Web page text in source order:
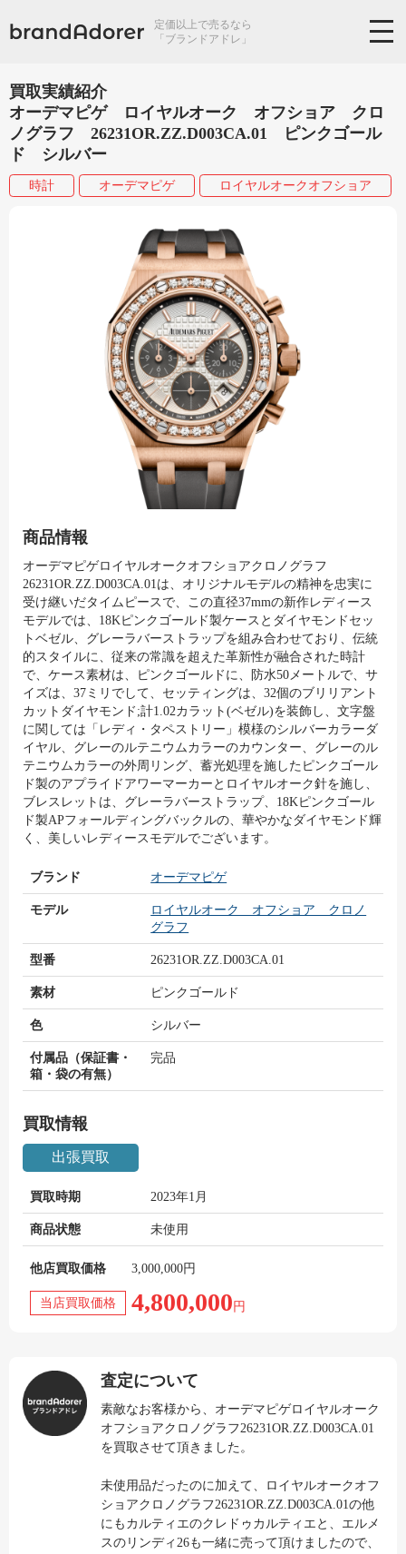
定価以上で売るなら
「ブランドアドレ」
買取実績紹介
オーデマピゲ ロイヤルオーク オフショア クロ
ノグラフ 26231OR.ZZ.D003CA.01 ピンクゴール
ド シルバー
時計 オーデマピゲ ロイヤルオークオフショア
商品情報
オーデマピゲロイヤルオークオフショアクロノグラフ
26231OR.ZZ.D003CA.01は、オリジナルモデルの精神を忠実に
受け継いだタイムピースで、この直径37mmの新作レディース
モデルでは、18Kピンクゴールド製ケースとダイヤモンドセッ
トベゼル、グレーラバーストラップを組み合わせており、伝統
的スタイルに、従来の常識を超えた革新性が融合された時計
で、ケース素材は、ピンクゴールドに、防水50メートルで、サ
イズは、37ミリでして、セッティングは、32個のブリリアント
カットダイヤモンド;計1.02カラット(ベゼル)を装飾し、文字盤
に関しては「レディ・タペストリー」模様のシルバーカラーダ
イヤル、グレーのルテニウムカラーのカウンター、グレーのル
テニウムカラーの外周リング、蓄光処理を施したピンクゴール
ド製のアプライドアワーマーカーとロイヤルオーク針を施し、
ブレスレットは、グレーラバーストラップ、18Kピンクゴール
ド製APフォールディングバックルの、華やかなダイヤモンド輝
く、美しいレディースモデルでございます。
ブランド オーデマピゲ
モデル
ロイヤルオーク オフショア クロノ
グラフ
型番 26231OR.ZZ.D003CA.01
素材 ピンクゴールド
色 シルバー
付属品（保証書・
箱・袋の有無）
完品
買取情報
出張買取
買取時期 2023年1月
商品状態 未使用
他店買取価格 3,000,000円
当店買取価格 4,800,000 円
査定について
素敵なお客様から、オーデマピゲロイヤルオーク
オフショアクロノグラフ26231OR.ZZ.D003CA.01
を買取させて頂きました。
未使用品だったのに加えて、ロイヤルオークオフ
ショアクロノグラフ26231OR.ZZ.D003CA.01の他
にもカルティエのクレドゥカルティエと、エルメ
スのリンディ26も一緒に売って頂けましたので、